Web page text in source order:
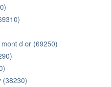
d or (69250)
(38230)